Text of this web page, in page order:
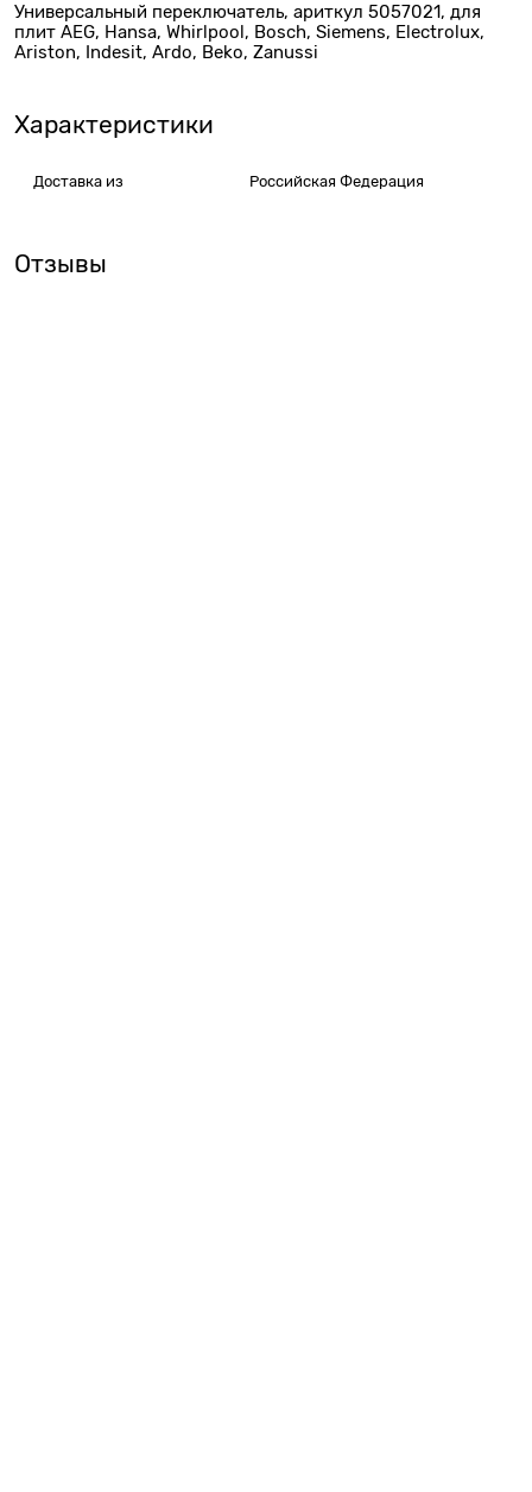
Универсальный переключатель, ариткул 5057021, для
плит AEG, Hansa, Whirlpool, Bosch, Siemens, Electrolux,
Ariston, Indesit, Ardo, Beko, Zanussi
Характеристики
Доставка из Российская Федерация
Отзывы